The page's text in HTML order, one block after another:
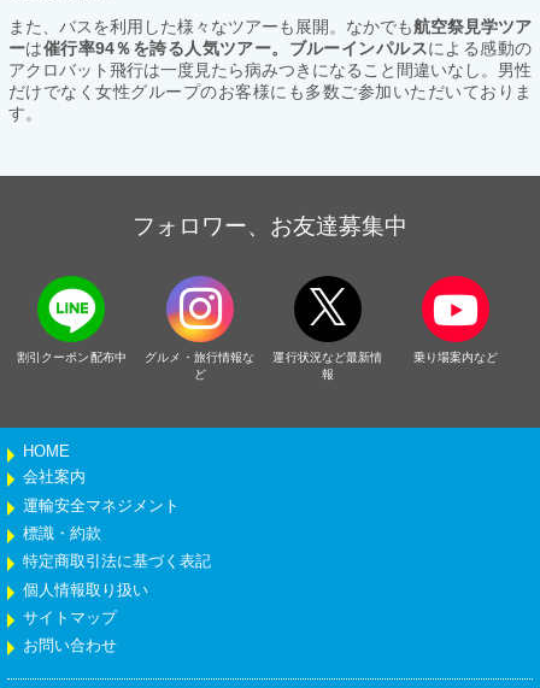
また、バスを利用した様々なツアーも展開。なかでも航空祭見学ツア
ーは催行率94％を誇る人気ツアー。ブルーインパルスによる感動の
アクロバット飛行は一度見たら病みつきになること間違いなし。男性
だけでなく女性グループのお客様にも多数ご参加いただいておりま
す。
フォロワー、お友達募集中
割引クーポン配布中
グルメ・旅行情報な
ど
運行状況など最新情
報
乗り場案内など
HOME
会社案内
運輸安全マネジメント
標識・約款
特定商取引法に基づく表記
個人情報取り扱い
サイトマップ
お問い合わせ